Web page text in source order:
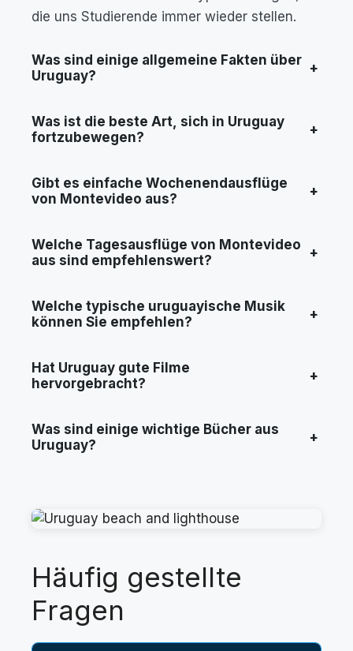
die uns Studierende immer wieder stellen.
Was sind einige allgemeine Fakten über
Uruguay?
+
Was ist die beste Art, sich in Uruguay
fortzubewegen?
+
Gibt es einfache Wochenendausflüge
von Montevideo aus?
+
Welche Tagesausflüge von Montevideo
aus sind empfehlenswert?
+
Welche typische uruguayische Musik
können Sie empfehlen?
+
Hat Uruguay gute Filme
hervorgebracht?
+
Was sind einige wichtige Bücher aus
Uruguay?
+
Häufig gestellte
Fragen